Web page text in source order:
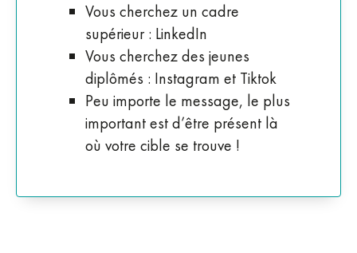
Vous cherchez un cadre
supérieur : LinkedIn
Vous cherchez des jeunes
diplômés : Instagram et Tiktok
Peu importe le message, le plus
important est d’être présent là
où votre cible se trouve !